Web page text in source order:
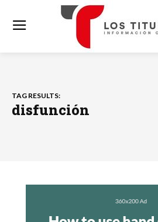
TAG RESULTS:
disfunción